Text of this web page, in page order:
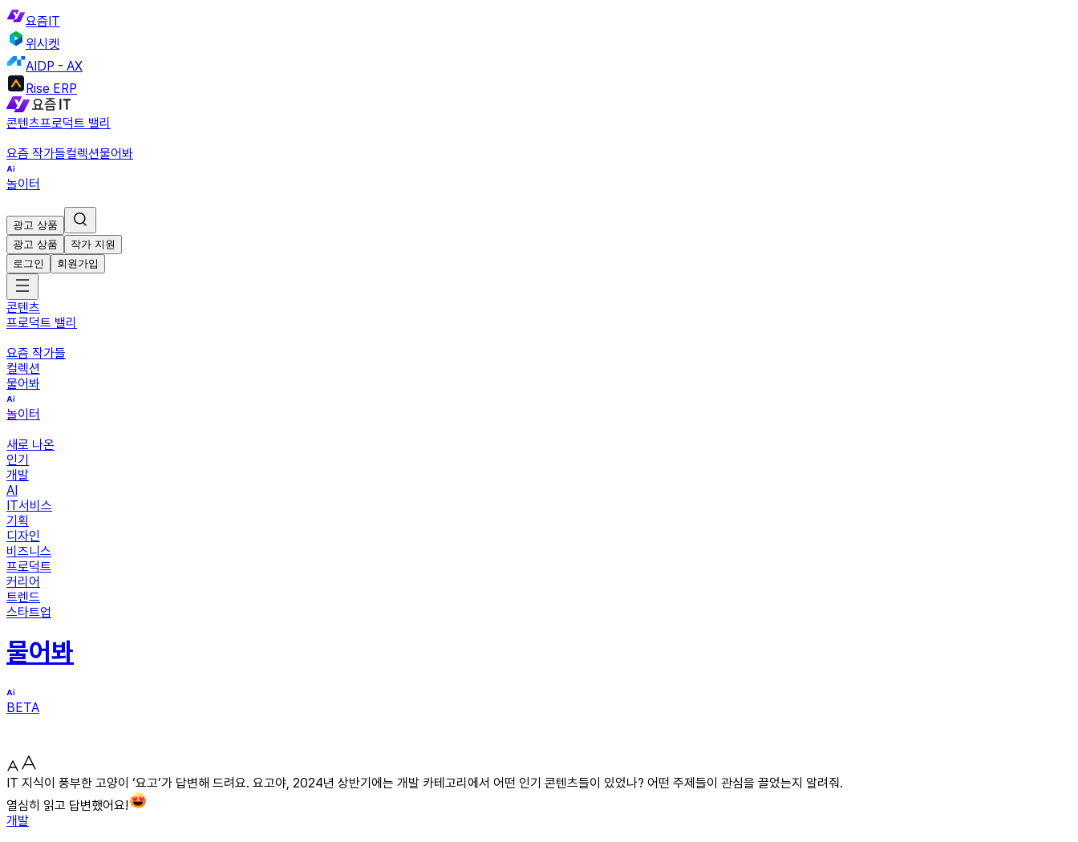
요즘IT
위시켓
AIDP - AX
Rise ERP
콘텐츠프로덕트 밸리
요즘 작가들컬렉션물어봐
놀이터
광고 상품
광고 상품
작가 지원
로그인
회원가입
콘텐츠
프로덕트 밸리
요즘 작가들
컬렉션
물어봐
놀이터
새로 나온
인기
개발
AI
IT서비스
기획
디자인
비즈니스
프로덕트
커리어
트렌드
스타트업
물어봐
BETA
IT 지식이 풍부한 고양이 ‘요고’가 답변해 드려요. 요고야, 2024년 상반기에는 개발 카테고리에서 어떤 인기 콘텐츠들이 있었나? 어떤 주제들이 관심을 끌었는지 알려줘.
열심히 읽고 답변했어요!
개발